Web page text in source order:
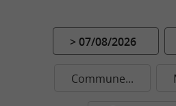
Biscarosse,Mimizanet
terres entreDaxouMont-
Le canard fermier des
> 07/08/2026
Commune...